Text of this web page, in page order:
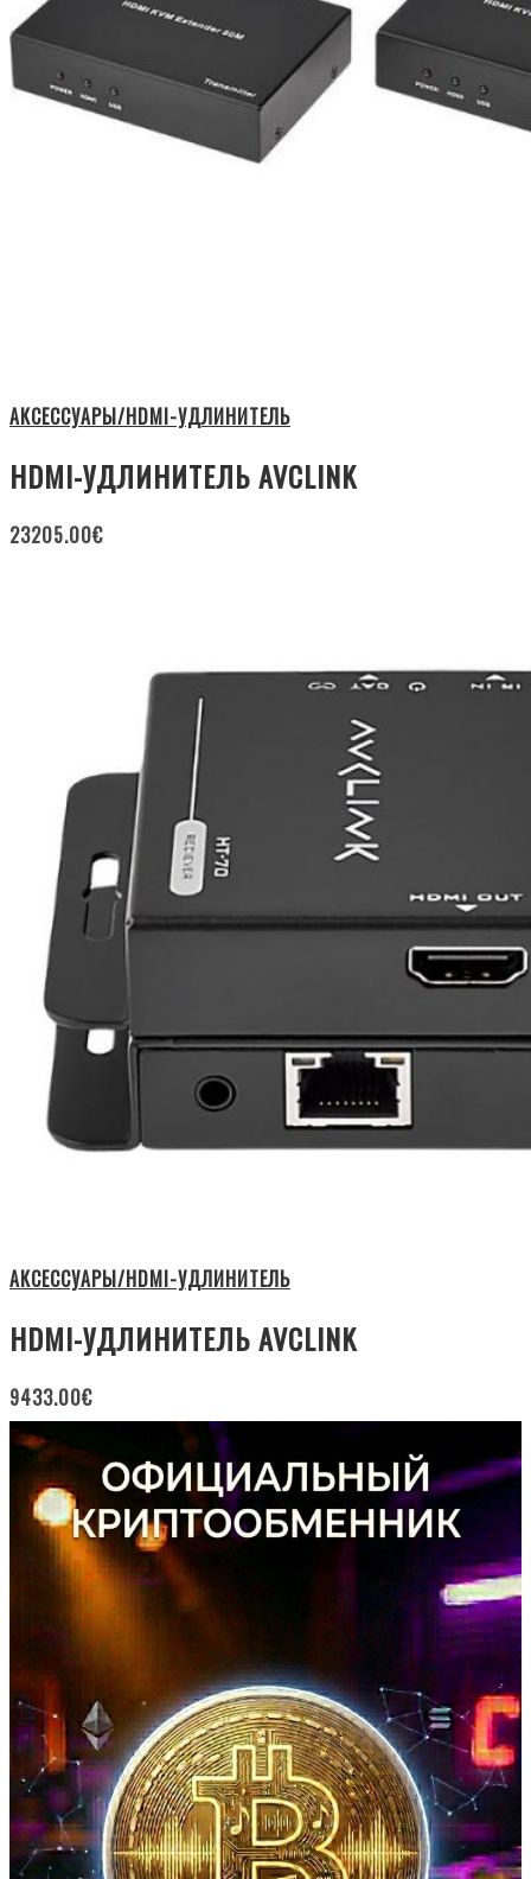
АКСЕССУАРЫ/HDMI-УДЛИНИТЕЛЬ
HDMI-УДЛИНИТЕЛЬ AVCLINK
23205.00€
АКСЕССУАРЫ/HDMI-УДЛИНИТЕЛЬ
HDMI-УДЛИНИТЕЛЬ AVCLINK
9433.00€